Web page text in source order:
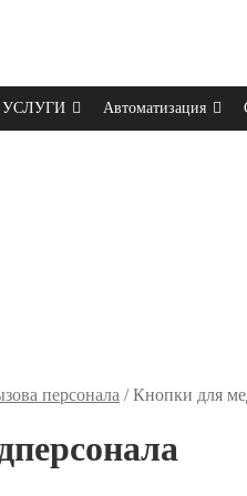
УСЛУГИ Автоматизация
персонала /Кнопки для